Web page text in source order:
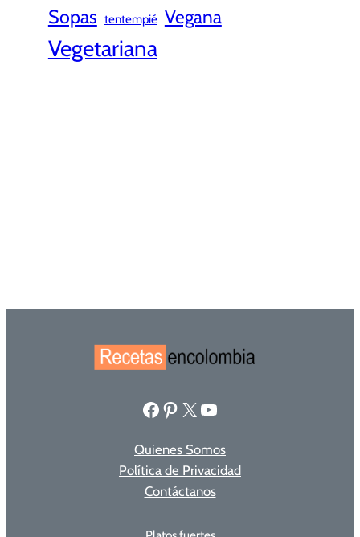
Sopas tentempié Vegana
Vegetariana
Facebook Pinterest X YouTube
Quienes Somos
Política de Privacidad
Contáctanos